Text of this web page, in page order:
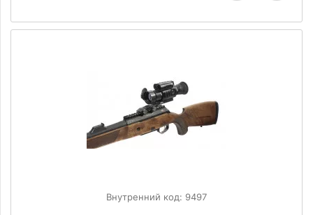
Внутренний код: 9497